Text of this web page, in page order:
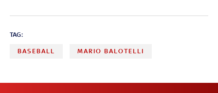
TAG:
BASEBALL MARIO BALOTELLI